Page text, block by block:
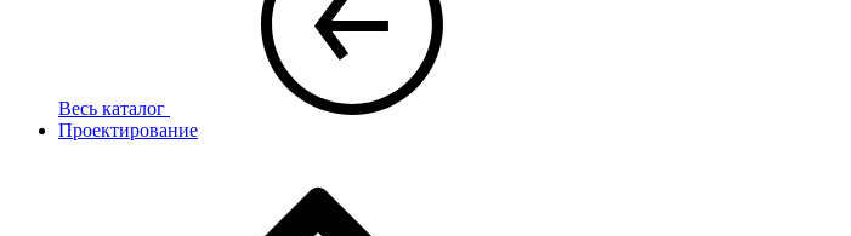
Весь каталог
Проектирование